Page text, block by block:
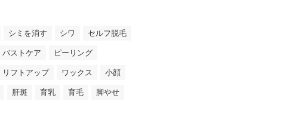
シミを消す シワ セルフ脱毛
バストケア ピーリング
リフトアップ ワックス 小顔
肝斑 育乳 育毛 脚やせ